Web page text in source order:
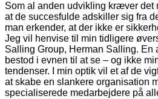
Som al anden udvikling kræver det
at de succes­fulde adskiller sig fra
man erkender, at der ikke er
Jeg vil henvise til min tidligere
Salling Group, Herman Salling. En
bestod i evnen til at se – og ikke
tendenser. I min optik vil et af de
at skabe en slankere organisation
specialiserede medarbejdere på